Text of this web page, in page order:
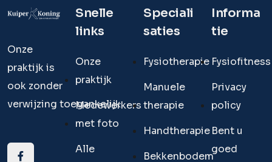
Onze
praktijk is
ook zonder
verwijzing toegankelijk.
Snelle
links
Onze
praktijk
Medewerkers
met foto
Alle
Speciali
saties
Fysiotherapie
Manuele
therapie
Handtherapie
Bekkenbodem
Informa
tie
Fysiofitness
Privacy
policy
Bent u
goed